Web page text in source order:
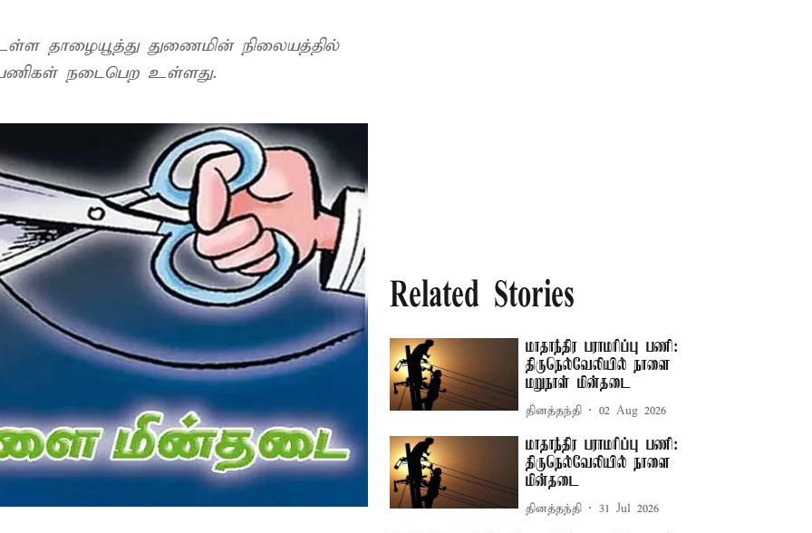
உள்ள தாழையூத்து துணைமின் நிலையத்தில்
பணிகள் நடைபெற உள்ளது.
Related Stories
மாதாந்திர பராமரிப்பு பணி:
திருநெல்வேலியில் நாளை
மறுநாள் மின்தடை
தினத்தந்தி 02 Aug 2026
மாதாந்திர பராமரிப்பு பணி:
திருநெல்வேலியில் நாளை
மின்தடை
தினத்தந்தி 31 Jul 2026